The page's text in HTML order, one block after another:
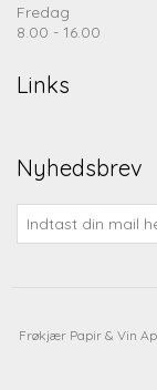
Fredag
8.00 - 16.00
Links
Nyhedsbrev
Frøkjær Papir & Vin